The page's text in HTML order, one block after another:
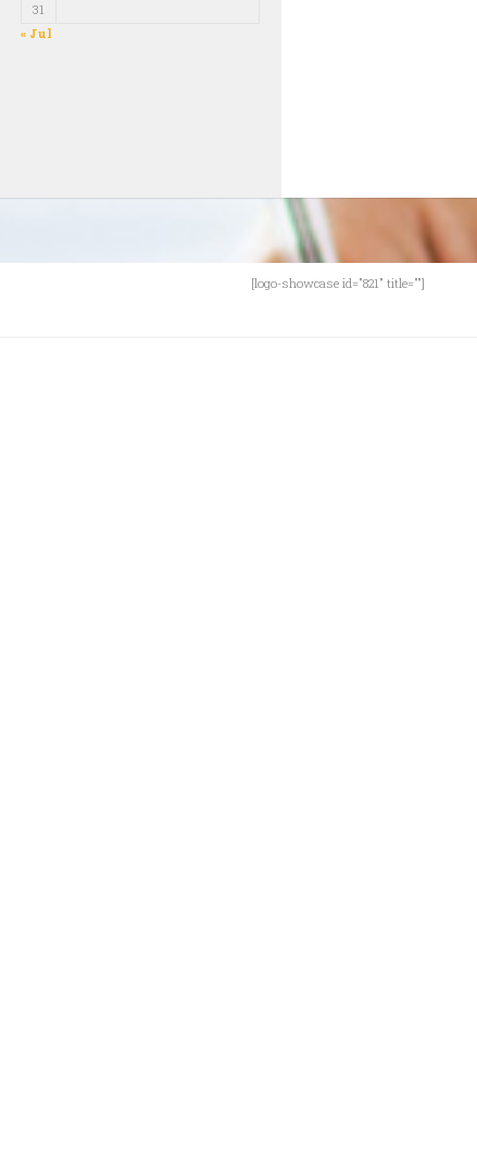
31
« Jul
[logo-showcase id="821" title=""]